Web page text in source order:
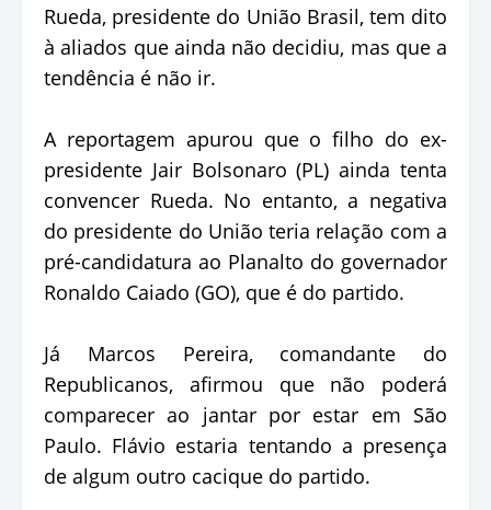
Rueda, presidente do União Brasil, tem dito
à aliados que ainda não decidiu, mas que a
tendência é não ir.
A reportagem apurou que o filho do ex-
presidente Jair Bolsonaro (PL) ainda tenta
convencer Rueda. No entanto, a negativa
do presidente do União teria relação com a
pré-candidatura ao Planalto do governador
Ronaldo Caiado (GO), que é do partido.
Já Marcos Pereira, comandante do
Republicanos, afirmou que não poderá
comparecer ao jantar por estar em São
Paulo. Flávio estaria tentando a presença
de algum outro cacique do partido.